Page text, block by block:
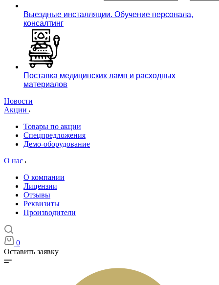
Выездные инсталляции. Обучение персонала,
консалтинг
Поставка медицинских ламп и расходных
материалов
Новости
Акции
Товары по акции
Спецпредложения
Демо-оборудование
О нас
О компании
Лицензии
Отзывы
Реквизиты
Производители
0
Оставить заявку